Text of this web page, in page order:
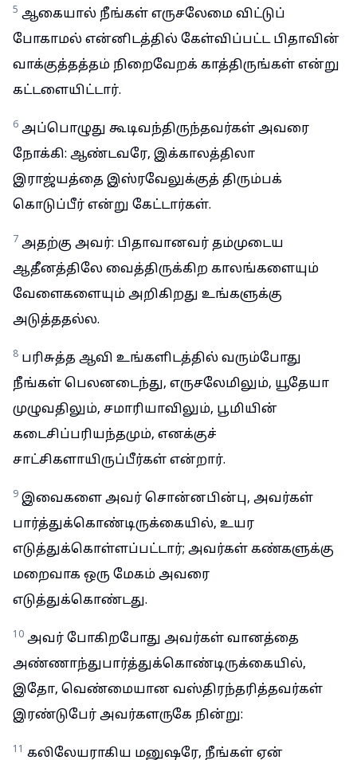
5 ஆகையால் நீங்கள் எருசலேமை விட்டுப்
போகாமல் என்னிடத்தில் கேள்விப்பட்ட பிதாவின்
வாக்குத்தத்தம் நிறைவேறக் காத்திருங்கள் என்று
கட்டளையிட்டார்.
6 அப்பொழுது கூடிவந்திருந்தவர்கள் அவரை
நோக்கி: ஆண்டவரே, இக்காலத்திலா
இராஜ்யத்தை இஸ்ரவேலுக்குத் திரும்பக்
கொடுப்பீர் என்று கேட்டார்கள்.
7 அதற்கு அவர்: பிதாவானவர் தம்முடைய
ஆதீனத்திலே வைத்திருக்கிற காலங்களையும்
வேளைகளையும் அறிகிறது உங்களுக்கு
அடுத்ததல்ல.
8 பரிசுத்த ஆவி உங்களிடத்தில் வரும்போது
நீங்கள் பெலனடைந்து, எருசலேமிலும், யூதேயா
முழுவதிலும், சமாரியாவிலும், பூமியின்
கடைசிப்பரியந்தமும், எனக்குச்
சாட்சிகளாயிருப்பீர்கள் என்றார்.
9 இவைகளை அவர் சொன்னபின்பு, அவர்கள்
பார்த்துக்கொண்டிருக்கையில், உயர
எடுத்துக்கொள்ளப்பட்டார்; அவர்கள் கண்களுக்கு
மறைவாக ஒரு மேகம் அவரை
எடுத்துக்கொண்டது.
10 அவர் போகிறபோது அவர்கள் வானத்தை
அண்ணாந்துபார்த்துக்கொண்டிருக்கையில்,
இதோ, வெண்மையான வஸ்திரந்தரித்தவர்கள்
இரண்டுபேர் அவர்களருகே நின்று:
11 கலிலேயராகிய மனுஷரே, நீங்கள் ஏன்